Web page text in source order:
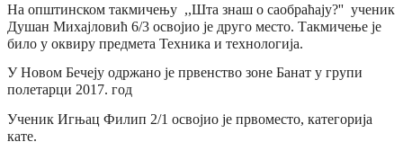
На општинском такмичењу ,,Шта знаш о саобраћају?'' ученик
Душан Михајловић 6/3 освојио је друго место. Такмичење је
било у оквиру предмета Техника и технологија.
У Новом Бечеју одржано је првенство зоне Банат у групи
полетарци 2017. год
Ученик Игњац Филип 2/1 освојио је првоместо, категорија
кате.